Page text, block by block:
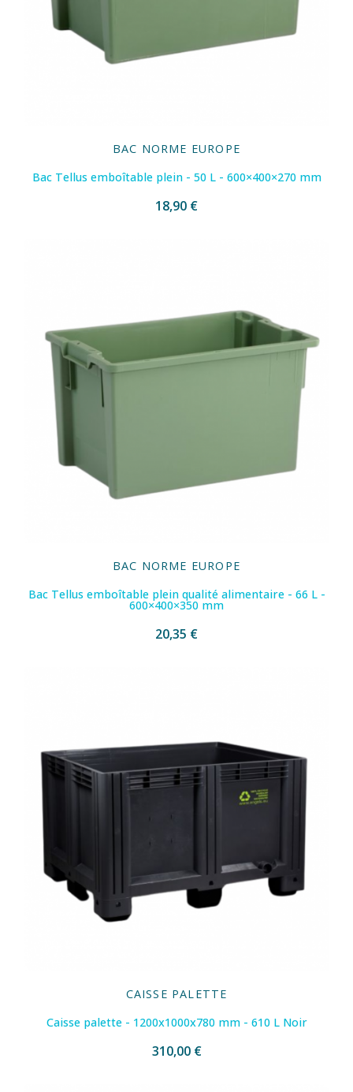
BAC NORME EUROPE
Bac Tellus emboîtable plein - 50 L - 600×400×270 mm
18,90 €
BAC NORME EUROPE
Bac Tellus emboîtable plein qualité alimentaire - 66 L -
600×400×350 mm
20,35 €
CAISSE PALETTE
Caisse palette - 1200x1000x780 mm - 610 L Noir
310,00 €